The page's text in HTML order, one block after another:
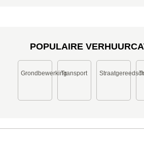
POPULAIRE
GrondbewerkingTransport